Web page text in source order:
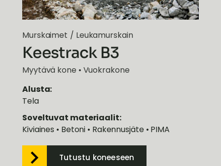
Murskaimet / Leukamurskain
Keestrack B3
Myytävä kone • Vuokrakone
Alusta:
Tela
Soveltuvat materiaalit:
Kiviaines • Betoni • Rakennusjäte • PIMA
Tutustu koneeseen